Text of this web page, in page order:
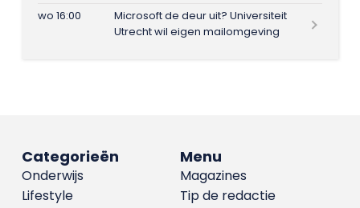
wo 16:00
Microsoft de deur uit? Universiteit
Utrecht wil eigen mailomgeving
Menu
Magazines
Tip de redactie
Categorieën
Onderwijs
Lifestyle